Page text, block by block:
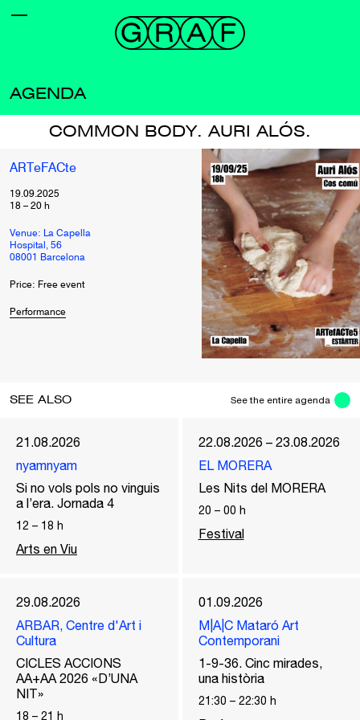
AGENDA
COMMON BODY. AURI ALÓS.
ARTeFACte
19.09.2025
18 – 20 h
Venue: La Capella
Hospital, 56
08001 Barcelona
Price: Free event
Performance
SEE ALSO See the entire agenda
21.08.2026
nyamnyam
Si no vols pols no vinguis
a l’era. Jornada 4
12 – 18 h
Arts en Viu
22.08.2026 – 23.08.2026
EL MORERA
Les Nits del MORERA
20 – 00 h
Festival
29.08.2026
ARBAR, Centre d'Art i
Cultura
CICLES ACCIONS
AA+AA 2026 «D’UNA
NIT»
18 – 21 h
01.09.2026
M|A|C Mataró Art
Contemporani
1-9-36. Cinc mirades,
una història
21:30 – 22:30 h